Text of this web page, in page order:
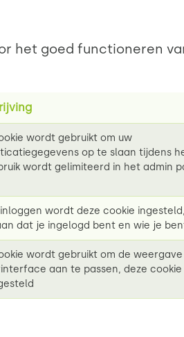
het goed functioneren
wordt gebruikt om uw
op te slaan tijdens
wordt gelimiteerd in het admin
wordt deze cookie
dat je ingelogd bent en wie je
wordt gebruikt om de
aan te passen, deze